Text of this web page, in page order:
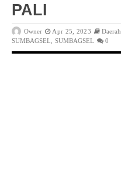
PALI
Owner Apr 25, 2023 Daerah
SUMBAGSEL
SUMBAGSEL 0